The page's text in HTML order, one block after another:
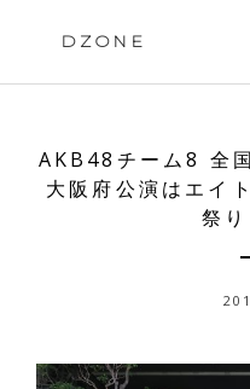
DZONE
AKB48チーム8 全
大阪府公演はエイ
祭